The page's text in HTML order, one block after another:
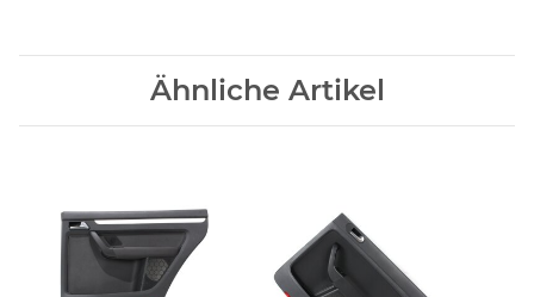
Ähnliche Artikel